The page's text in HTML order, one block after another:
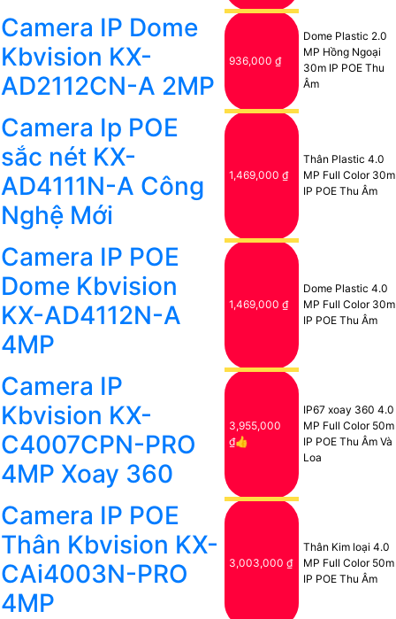
Camera IP Dome
Kbvision KX-
AD2112CN-A 2MP
936,000 ₫
Dome Plastic 2.0
MP Hồng Ngoại
30m IP POE Thu
Âm
Camera Ip POE
sắc nét KX-
AD4111N-A Công
Nghệ Mới
1,469,000 ₫
Thân Plastic 4.0
MP Full Color 30m
IP POE Thu Âm
Camera IP POE
Dome Kbvision
KX-AD4112N-A
4MP
1,469,000 ₫
Dome Plastic 4.0
MP Full Color 30m
IP POE Thu Âm
Camera IP
Kbvision KX-
C4007CPN-PRO
4MP Xoay 360
3,955,000
₫👍
IP67 xoay 360 4.0
MP Full Color 50m
IP POE Thu Âm Và
Loa
Camera IP POE
Thân Kbvision KX-
CAi4003N-PRO
4MP
3,003,000 ₫
Thân Kim loại 4.0
MP Full Color 50m
IP POE Thu Âm